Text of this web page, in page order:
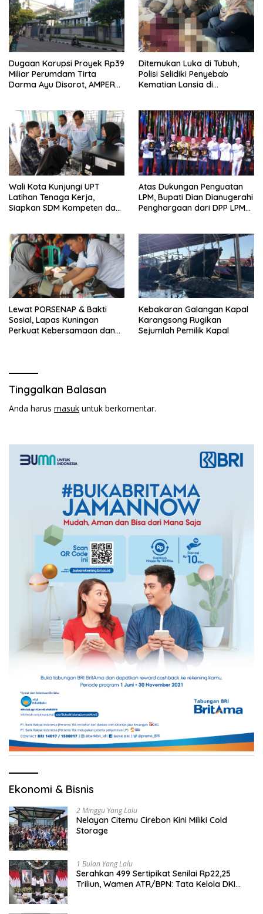
Dugaan Korupsi Proyek Rp39
Miliar Perumdam Tirta
Darma Ayu Disorot, AMPERA
Ditemukan Luka di Tubuh,
Polisi Selidiki Penyebab
Kematian Lansia di
Wali Kota Kunjungi UPT
Latihan Tenaga Kerja,
Siapkan SDM Kompeten dan
Atas Dukungan Penguatan
LPM, Bupati Dian Dianugerahi
Penghargaan dari DPP LPM
Lewat PORSENAP & Bakti
Sosial, Lapas Kuningan
Perkuat Kebersamaan dan
Kebakaran Galangan Kapal
Karangsong Rugikan
Sejumlah Pemilik Kapal
Tinggalkan Balasan
Anda harus masuk untuk berkomentar.
Ekonomi & Bisnis
2 Minggu Yang Lalu
Nelayan Citemu Cirebon Kini Miliki Cold
Storage
1 Bulan Yang Lalu
Serahkan 499 Sertipikat Senilai Rp22,25
Triliun, Wamen ATR/BPN: Tata Kelola DKI